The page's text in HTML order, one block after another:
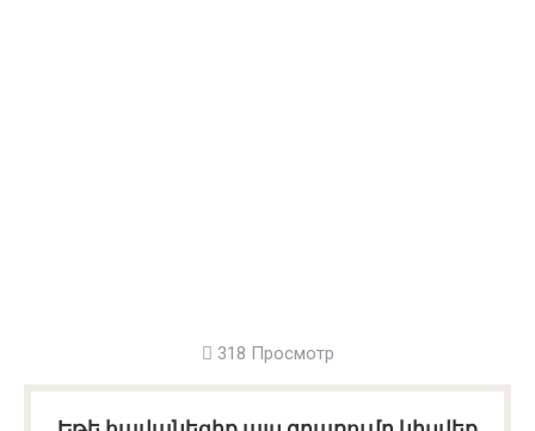
318 Просмотр